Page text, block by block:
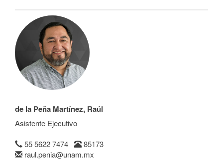
de la Peña Martínez, Raúl
Asistente Ejecutivo
55 5622 7474
85173
raul.penia@unam.mx